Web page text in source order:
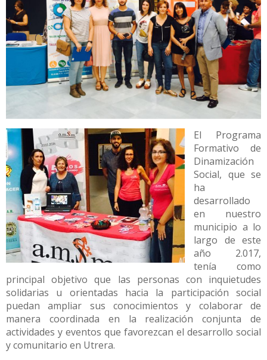
El Programa
Formativo de
Dinamización
Social, que se
ha
desarrollado
en nuestro
municipio a lo
largo de este
año 2.017,
tenía como
principal objetivo que las personas con inquietudes
solidarias u orientadas hacia la participación social
puedan ampliar sus conocimientos y colaborar de
manera coordinada en la realización conjunta de
actividades y eventos que favorezcan el desarrollo social
y comunitario en Utrera.